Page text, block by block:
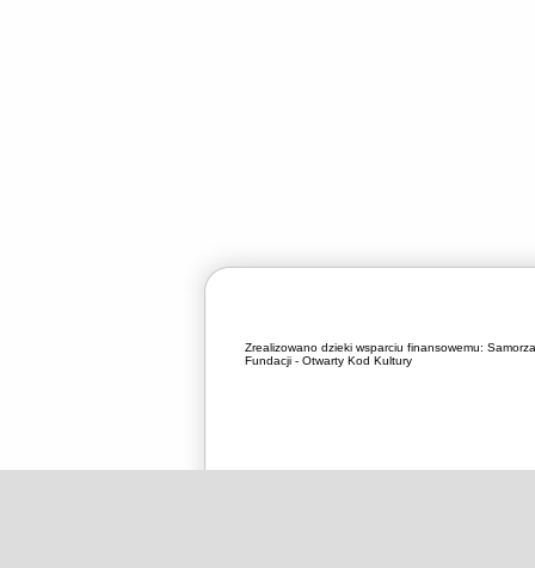
Zrealizowano dzieki wsparciu finansowemu:
Fundacji - Otwarty Kod Kultury